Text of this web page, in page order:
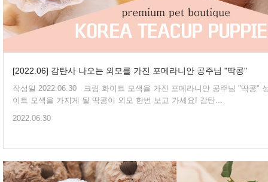
[2022.06] 감탄사 나오는 외모를 가진 포메라니안 공주님 "딱콩"
작성일 2022.06.30 크림 화이트 모색을 가진 포메라니안 공주님 "딱콩" 성장해가면서 뽀얀 화
이트 모색을 가지게 될 딱콩이 외모 한번 보고 가세요! 감탄...
2022.06.30